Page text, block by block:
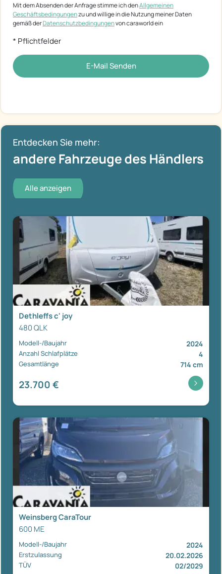
Mit dem Absenden der Anfrage stimme ich denAllgemeinen
Geschäftsbedingungenzu und willige in die Nutzung meiner Daten
gemäß derDatenschutzbedingungenvon caraworld ein
* Pflichtfelder
E-Mail Senden
Entdecken Sie mehr:
andere Fahrzeuge des Händlers
Alle anzeigen
Dethleffs c' joy
480 QLK
Modell-/Baujahr 2024
Anzahl Schlafplätze 4
Gesamtlänge 714 cm
23.700 €
Weinsberg CaraTour
600 ME
Modell-/Baujahr 2024
Erstzulassung 20.02.2026
TÜV 02/2029